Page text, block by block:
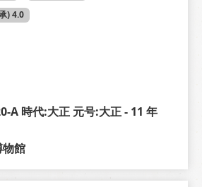
) 4.0
A 時代:大正 元号:大正 - 11 年
館